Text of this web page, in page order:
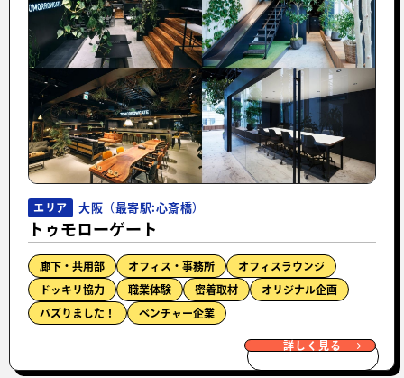
エリア 大阪（最寄駅:心斎橋）
トゥモローゲート
廊下・共用部 オフィス・事務所 オフィスラウンジ
ドッキリ協力 職業体験 密着取材 オリジナル企画
バズりました！ ベンチャー企業
詳しく見る